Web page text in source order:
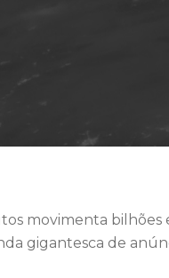
movimenta bilhões
gigantesca de